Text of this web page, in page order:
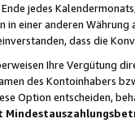
jedes
in einer anderen
dass die
Ihre Vergütung
des Kontoinhabers
Option entscheiden,